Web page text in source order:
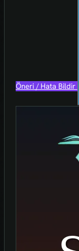
Öneri / Hata Bildir